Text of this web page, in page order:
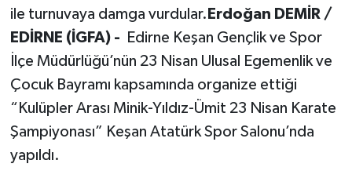
ile turnuvaya damga vurdular. Erdoğan DEMİR /
EDİRNE (İGFA) -
Edirne Keşan Gençlik ve Spor
İlçe Müdürlüğü’nün 23 Nisan Ulusal Egemenlik ve
Çocuk Bayramı kapsamında organize ettiği
“Kulüpler Arası Minik-Yıldız-Ümit 23 Nisan Karate
Şampiyonası” Keşan Atatürk Spor Salonu’nda
yapıldı.